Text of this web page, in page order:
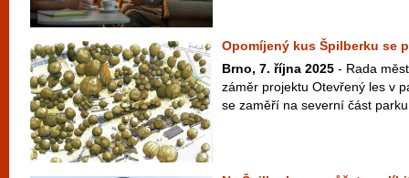
Opomíjený kus Špilberku se
Brno, 7. října 2025 - Rada
záměr projektu Otevřený les v
se zaměří na severní část